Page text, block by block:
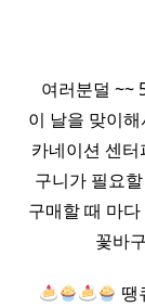
여러분덜
이 날을 맞이
카네이션 센
구니가 필요
구매할 때 마
꽃바
땡